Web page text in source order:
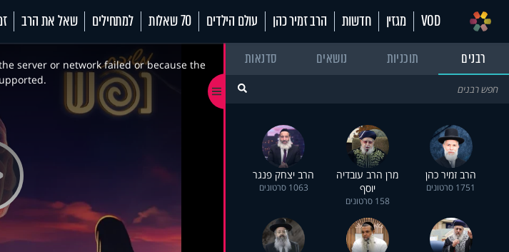
VOD מגזין חדשות הרב זמיר כהן עולם הילדים 70 שאלות למתחילים שאל את הרב
רבנים
תוכניות נושאים סדנאות
הרב זמיר כהן
1751 סרטונים
מרן הרב עובדיה
יוסף
158 סרטונים
הרב יצחק פנגר
1063 סרטונים
server or network failed or because the